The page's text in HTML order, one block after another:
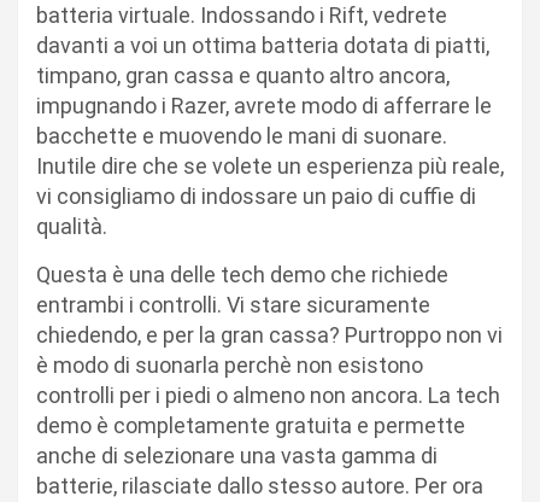
batteria virtuale. Indossando i Rift, vedrete
davanti a voi un ottima batteria dotata di piatti,
timpano, gran cassa e quanto altro ancora,
impugnando i Razer, avrete modo di afferrare le
bacchette e muovendo le mani di suonare.
Inutile dire che se volete un esperienza più reale,
vi consigliamo di indossare un paio di cuffie di
qualità.
Questa è una delle tech demo che richiede
entrambi i controlli. Vi stare sicuramente
chiedendo, e per la gran cassa? Purtroppo non vi
è modo di suonarla perchè non esistono
controlli per i piedi o almeno non ancora. La tech
demo è completamente gratuita e permette
anche di selezionare una vasta gamma di
batterie, rilasciate dallo stesso autore. Per ora